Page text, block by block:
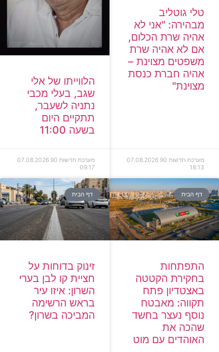
טלי גוטליב
מבהירה: "אני לא
אהיה שרת הכלום,
אם לא אהיה שרת
משפטים מצוינת –
אהיה חברת כנסת
מצוינת"
מערכת חדשות 90
07.08.2026
18:13
הלווייתו של אלי
שגב, בעלי מכבי
נתניה לשעבר,
תתקיים היום
בשעה 11:00
מערכת חדשות 90
07.08.2026
09:17
דף הבית
התפתחות
בחקירת הקטטה
באצטדיון פתח
תקווה: מאבטח
נוסף נעצר בחשד
שהכה את
האוהדים עם מוט
דף הבית
זינוק בדוחות על
חציית קו לבן בערי
השרון: איזו עיר
בראש הרשימה
המביכה בשרון?